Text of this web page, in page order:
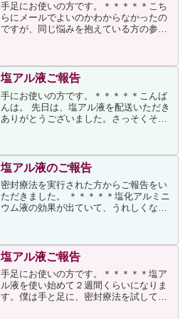
手足にお使いの方です。＊＊＊＊＊こち
らにメールでよいのかわからなかったの
ですが、同じ悩みを抱えている方の参考
を購入させていただきました。小さいと
きからいつも手が湿ってい...
塩アル液ご報告
手にお使いの方です。＊＊＊＊＊こんば
んは。 先日は、塩アル液を配送いただき
ありがとうございました。さっそくその
ていました。手汗で最も困っていたのは
テストの時間で、タオル...
塩アル液のご報告
密封療法を実行された方からご報告をい
ただきました。 ＊＊＊＊＊塩化アルミニ
ウム液の効果が出ていて、うれしくなっ
度、皮膚科に行ってみましたが、大人に
なれば治ると言われまし...
塩アル液ご報告
手足にお使いの方です。＊＊＊＊＊塩ア
ル液を使い始めて２週間くらいになりま
す。僕は手と足に、密封療法を試してみ